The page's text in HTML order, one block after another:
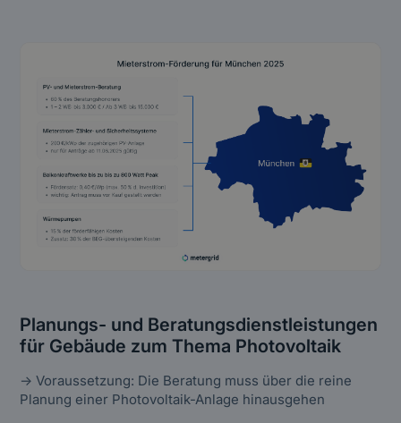
Planungs- und Beratungsdienstleistungen
für Gebäude zum Thema Photovoltaik
→ Voraussetzung: Die Beratung muss über die reine
Planung einer Photovoltaik-Anlage hinausgehen